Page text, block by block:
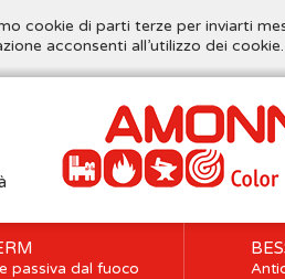
cookie di parti terze per inviarti
acconsenti all’utilizzo dei cookie.
passiva dal fuoco